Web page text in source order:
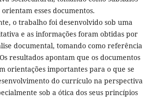
esses documentos.
o trabalho foi desenvolvido sob uma
e as informações foram obtidas por
documental, tomando como referência
Os resultados apontam que os documentos
orientações importantes para o que se
do currículo na perspectiva
sob a ótica dos seus princípios